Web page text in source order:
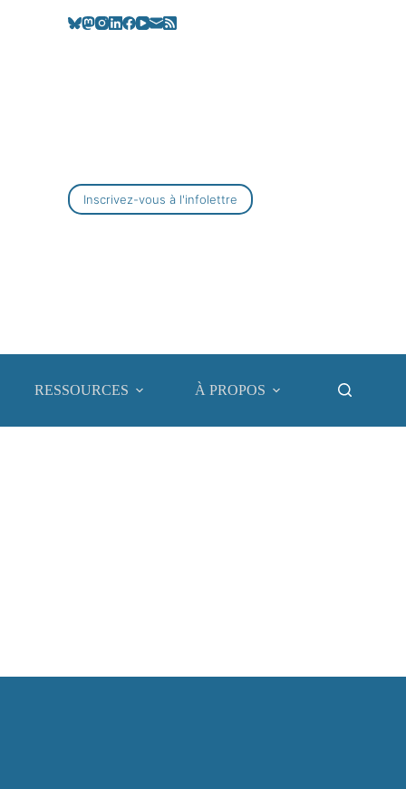
Inscrivez-vous à l'infolettre
RESSOURCES À PROPOS